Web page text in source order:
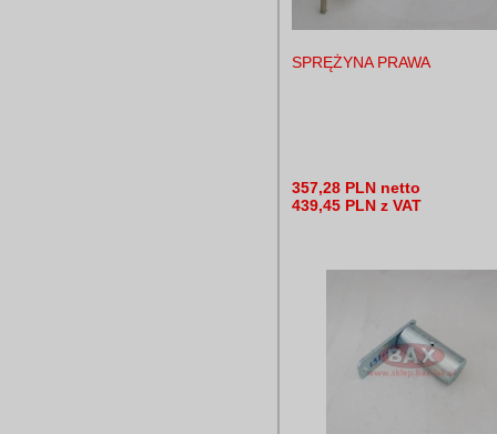
SPRĘŻYNA PRAWA
357,28 PLN netto
439,45 PLN z VAT